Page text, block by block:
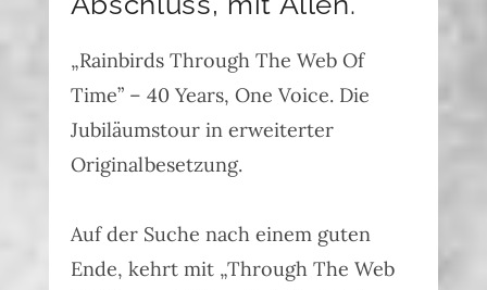
„Rainbirds Through The Web Of
Time” – 40 Years, One Voice. Die
Jubiläumstour in erweiterter
Originalbesetzung.
Auf der Suche nach einem guten
Ende, kehrt mit „Through The Web